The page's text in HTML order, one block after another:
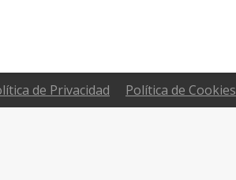
de Privacidad Política de Cookies